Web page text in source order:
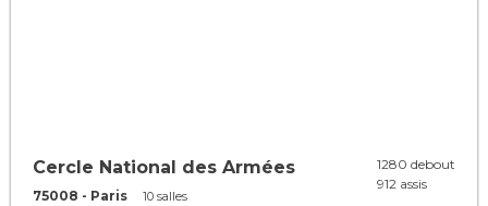
Cercle National des Armées
75008 - Paris 10 salles
1280 debout
912 assis